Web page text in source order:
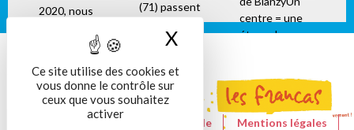
2020, nous
ces centres
adhérents
(71) passent
barbecue
animateurs ...
et
s'expriment
centre = une
étape du
nce = une
lettre
collectiveLes
Le site de la Fédération nationale Mentions légales
Ce site utilise des cookies et
vous donne le contrôle sur
ceux que vous souhaitez
activer
X Masquer le